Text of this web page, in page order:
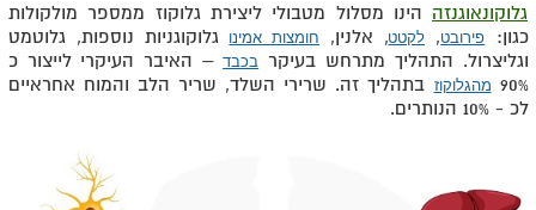
גלוקונאוגנזה הינו מסלול מטבולי ליצירת גלוקוז ממספר מולקולות
כגון:
פירובט, לקטט, אלנין, חומצות אמינו גלוקוגניות נוספות, גלוטמט
וגליצרול. התהליך מתרחש בעיקר בכבד– האיבר העיקרי לייצור כ
90% מהגלוקוז בתהליך זה. שרירי השלד, שריר הלב והמוח אחראיים
לכ - 10% הנותרים.